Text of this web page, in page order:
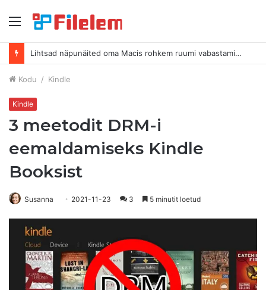
Menüü
Lihtsad näpunäited oma Macis rohkem ruumi vabastamiseks
Kodu / Kindle
Kindle
3 meetodit DRM-i
eemaldamiseks Kindle
Booksist
Susanna 2021-11-23 3 5 minutit loetud